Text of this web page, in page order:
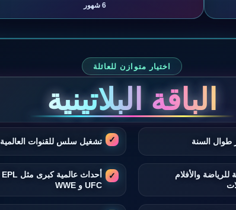
6 شهور
اختيار متوازن للعائلة
الباقة البلاتينية
طوال السنة تشغيل سلس للقنوات العالمية
للرياضة والأفلام
UFC و WWE